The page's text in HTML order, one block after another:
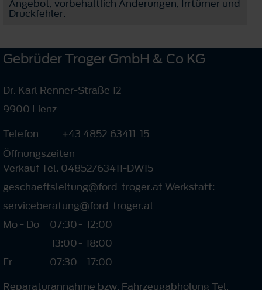
Angebot, vorbehaltlich Änderungen, Irrtümer und
Druckfehler.
Gebrüder Troger GmbH & Co KG
Dr. Karl Renner-Straße 12
9900 Lienz
Telefon
+43 4852 63411-15
Öffnungszeiten
Verkauf Tel. 04852/63411-DW15
geschaeftsleitung@ford-troger.at Werkstatt:
serviceberatung@ford-troger.at
Mo - Do
07:30
13:00
-
-
12:00
18:00
Fr
07:30- 17:00
Reparaturannahme bzw. Fahrzeugabholung Tel.